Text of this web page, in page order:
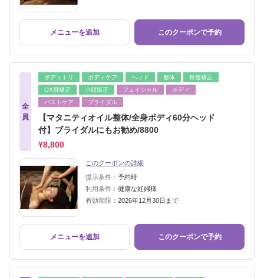
メニューを追加 このクーポンで予約
全
員
ボディトリ ボディケア ヘッド 整体
骨盤矯正
OX脚矯正
小顔矯正 フェイシャル
ボディ
バストケア
ブライダル
【マタニティオイル整体/全身ボディ60分ヘッド
付】ブライダルにもお勧め/8800
¥8,800
このクーポンの詳細
提示条件： 予約時
利用条件： 健康な妊婦様
有効期限： 2026年12月30日まで
メニューを追加 このクーポンで予約